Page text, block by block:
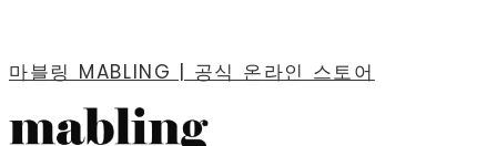
마블링 MABLING | 공식 온라인 스토어